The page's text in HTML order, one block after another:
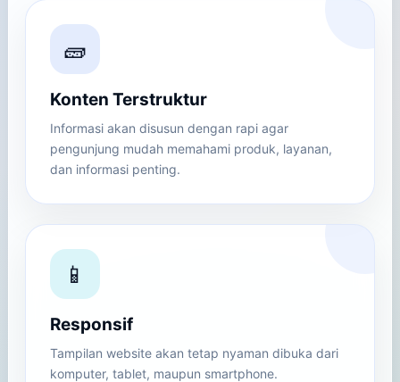
🧱
Konten Terstruktur
Informasi akan disusun dengan rapi agar
pengunjung mudah memahami produk, layanan,
dan informasi penting.
📱
Responsif
Tampilan website akan tetap nyaman dibuka dari
komputer, tablet, maupun smartphone.